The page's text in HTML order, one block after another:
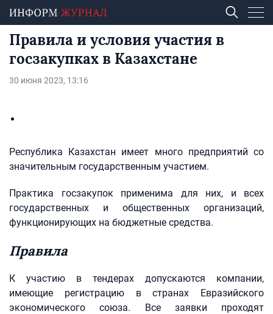
Правила и условия участия в
госзакупках в Казахстане
30 июня 2023, 13:16
Республика Казахстан имеет много предприятий со
значительным государственным участием.
Практика госзакупок применима для них, и всех
государственных и общественных организаций,
функционирующих на бюджетные средства.
Правила
К участию в тендерах допускаются компании,
имеющие регистрацию в странах Евразийского
экономического союза. Все заявки проходят